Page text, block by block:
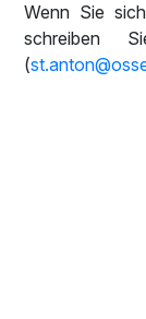
Wenn Sie
schreiben
(